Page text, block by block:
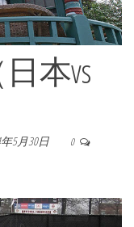
本vs
年5月30日 0